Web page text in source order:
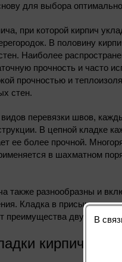
для выбора
при которой кирпич
В половину
Наиболее
прочность и часто
прочностью и
стен.
перевязки швов,
В цепной кладке
ее более прочной.
в шахматном
также разнообразны и
Кладка в присык
преимущества двух
кирпича
В